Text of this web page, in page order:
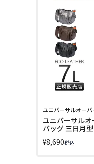
ユニバーサルオーバ
ユニバーサル
バッグ 三日月型
¥8,690税込